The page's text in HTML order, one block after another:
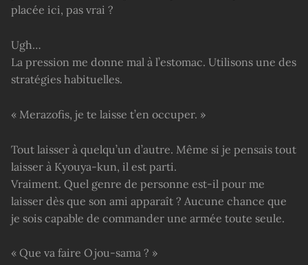
placée ici, pas vrai ?
Ugh…
La pression me donne mal à l’estomac. Utilisons une des
stratégies habituelles.
« Merazofis, je te laisse t’en occuper. »
Tout laisser à quelqu’un d’autre. Même si je pensais tout
laisser à Kyouya-kun, il est parti.
Vraiment. Quel genre de personne est-il pour me
laisser dès que son ami apparaît ? Aucune chance que
je sois capable de commander une armée toute seule.
« Que va faire Ojou-sama ? »